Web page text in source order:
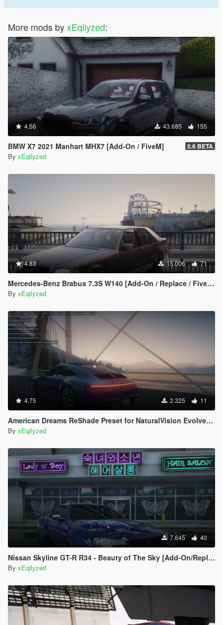
More mods byxEqilyzed:
4.56 43.685 155
BMW X7 2021 Manhart MHX7 [Add-On / FiveM] 0.6 BETA
By xEqilyzed
4.83 15.006 71
Mercedes-Benz Brabus 7.3S W140 [Add-On / Replace / FiveM]
By xEqilyzed
4.75 2.325 11
American Dreams ReShade Preset for NaturalVision Evolved (NVE)
By xEqilyzed
7.645 40
Nissan Skyline GT-R R34 - Beauty of The Sky [Add-On/Replace/FiveM]
By xEqilyzed